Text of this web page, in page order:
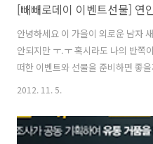
안녕하세요 이 가을이 외로운 남자
안되지만 ㅜ.ㅜ 혹시라도 나의 반쪽
떠한 이벤트와 선물을 준비하면 좋
이되는 빼빼로를 이벤트용으로 할인
들을 위해 연인과 함께 볼만한 공연
순서는 선물과 함께 빼빼로도, 꽃다
2012. 11. 5.